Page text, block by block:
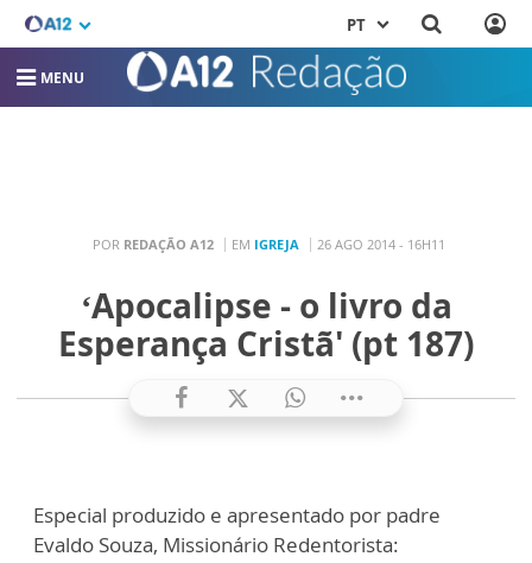
PT
MENU
POR REDAÇÃO A12 EM IGREJA 26 AGO 2014 - 16H11
‘Apocalipse - o livro da
Esperança Cristã' (pt 187)
Especial produzido e apresentado por padre
Evaldo Souza, Missionário Redentorista: